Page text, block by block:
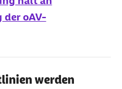
der oAV-
werden